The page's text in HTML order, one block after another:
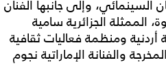
وإلى جانبها الفنان
الممثلة الجزائرية سامية
ومنظمة فعاليات ثقافية
والفنانة الإماراتية نجوم